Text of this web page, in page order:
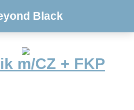
Black
m/CZ + FKP